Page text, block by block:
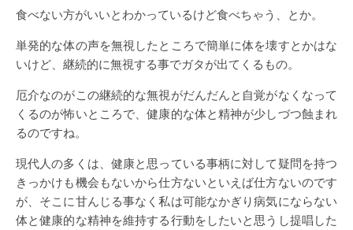
食べない方がいいとわかっているけど食べちゃう、とか。
単発的な体の声を無視したところで簡単に体を壊すとかはな
いけど、継続的に無視する事でガタが出てくるもの。
厄介なのがこの継続的な無視がだんだんと自覚がなくなって
くるのが怖いところで、健康的な体と精神が少しづつ蝕まれ
るのですね。
現代人の多くは、健康と思っている事柄に対して疑問を持つ
きっかけも機会もないから仕方ないといえば仕方ないのです
が、そこに甘んじる事なく私は可能なかぎり病気にならない
体と健康的な精神を維持する行動をしたいと思うし提唱した